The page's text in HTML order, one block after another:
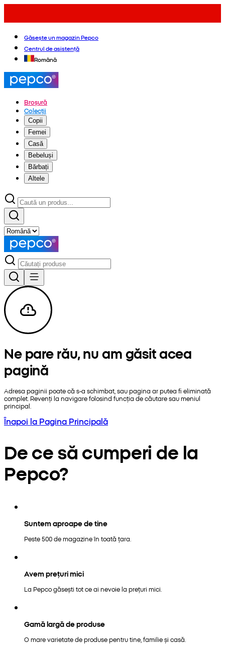
Găsește un magazin Pepco
Centrul de asistență
Română
Broșură
Colecții
Copii
Femei
Casă
Bebeluși
Bărbați
Altele
Ne pare rău, nu am găsit acea
pagină
Adresa paginii poate că s-a schimbat, sau pagina ar putea fi eliminată
complet. Revenți la navigare folosind funcția de căutare sau meniul
principal.
Înapoi la Pagina Principală
De ce să cumperi de la
Pepco?
Suntem aproape de tine
Peste 500 de magazine în toată țara.
Avem prețuri mici
La Pepco găsești tot ce ai nevoie la prețuri mici.
Gamă largă de produse
O mare varietate de produse pentru tine, familie și casă.